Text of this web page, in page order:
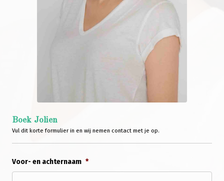
Boek Jolien
Vul dit korte formulier in en wij nemen contact met je op.
Voor- en achternaam *